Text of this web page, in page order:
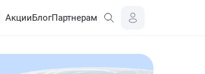
АкцииБлогПартнерам